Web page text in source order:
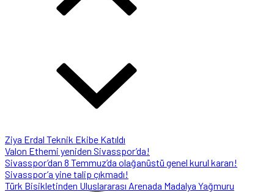
Ziya Erdal Teknik Ekibe Katıldı
Valon Ethemi yeniden Sivasspor’da!
Sivasspor’dan 8 Temmuz’da olağanüstü genel kurul kararı!
Sivasspor’a yine talip çıkmadı!
Türk Bisikletinden Uluslararası Arenada Madalya Yağmuru